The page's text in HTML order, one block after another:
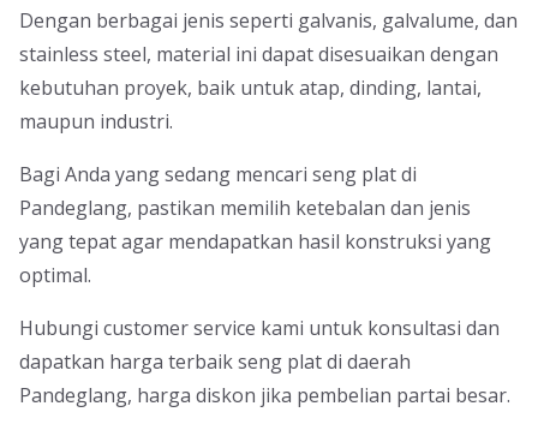
Dengan berbagai jenis seperti galvanis, galvalume, dan
stainless steel, material ini dapat disesuaikan dengan
kebutuhan proyek, baik untuk atap, dinding, lantai,
maupun industri.
Bagi Anda yang sedang mencari seng plat di
Pandeglang, pastikan memilih ketebalan dan jenis
yang tepat agar mendapatkan hasil konstruksi yang
optimal.
Hubungi customer service kami untuk konsultasi dan
dapatkan harga terbaik seng plat di daerah
Pandeglang, harga diskon jika pembelian partai besar.